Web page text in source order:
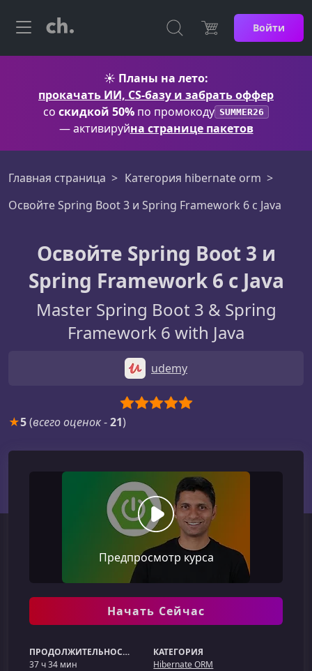
Войти
☀️ Планы на лето:
прокачать ИИ, CS-базу и забрать оффер
со скидкой 50% по промокоду SUMMER26
— активируйна странице пакетов
Главная страница
Категория hibernate orm
Освойте Spring Boot 3 и Spring Framework 6 с Java
Освойте Spring Boot 3 и
Spring Framework 6 с Java
Master Spring Boot 3 & Spring
Framework 6 with Java
udemy
★5(всего оценок-21)
Предпросмотр курса
Начать Сейчас
ПРОДОЛЖИТЕЛЬНОСТЬ
37 ч 34 мин
КАТЕГОРИЯ
Hibernate ORM